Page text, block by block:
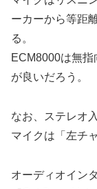
ーカーから等距
る。
ECM8000は無指
が良いだろう。
なお、ステレオ
マイクは「左チ
オーディオイン